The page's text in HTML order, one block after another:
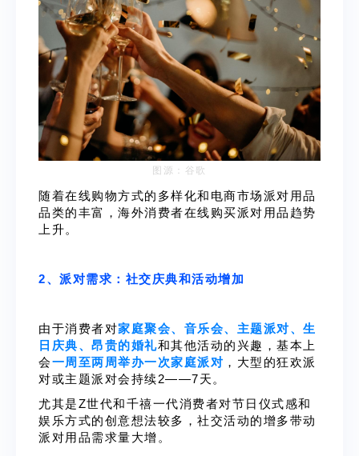
图源：谷歌
随着在线购物方式的多样化和电商市场派对用品
品类的丰富，海外消费者在线购买派对用品趋势
上升。
2、派对需求：社交庆典和活动增加
由于消费者对家庭聚会、音乐会、主题派对、生
日庆典、昂贵的婚礼和其他活动的兴趣，基本上
会一周至两周举办一次家庭派对 ，大型的狂欢派
对或主题派对会持续2——7天。
尤其是Z世代和千禧一代消费者对节日仪式感和
娱乐方式的创意想法较多，社交活动的增多带动
派对用品需求量大增。